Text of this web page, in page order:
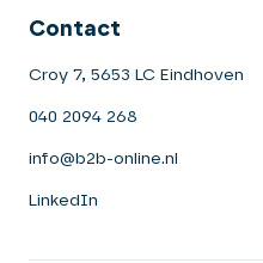
Contact
Croy 7, 5653 LC Eindhoven
040 2094 268
info@b2b-online.nl
LinkedIn